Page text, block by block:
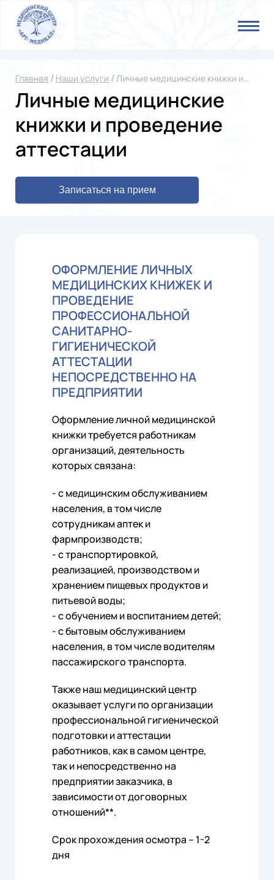
Главная / Наши услуги / Личные медицинские книжки и
Личные медицинские
книжки и проведение
аттестации
Записаться на прием
ОФОРМЛЕНИЕ ЛИЧНЫХ
МЕДИЦИНСКИХ КНИЖЕК И
ПРОВЕДЕНИЕ
ПРОФЕССИОНАЛЬНОЙ
САНИТАРНО-
ГИГИЕНИЧЕСКОЙ
АТТЕСТАЦИИ
НЕПОСРЕДСТВЕННО НА
ПРЕДПРИЯТИИ
Оформление личной медицинской
книжки требуется работникам
организаций, деятельность
которых связана:
- c медицинским обслуживанием
населения, в том числе
сотрудникам аптек и
фармпроизводств;
- с транспортировкой,
реализацией, производством и
хранением пищевых продуктов и
питьевой воды;
- с обучением и воспитанием детей;
- с бытовым обслуживанием
населения, в том числе водителям
пассажирского транспорта.
Также наш медицинский центр
оказывает услуги по организации
профессиональной гигиенической
подготовки и аттестации
работников, как в самом центре,
так и непосредственно на
предприятии заказчика, в
зависимости от договорных
отношений**.
Срок прохождения осмотра – 1-2
дня